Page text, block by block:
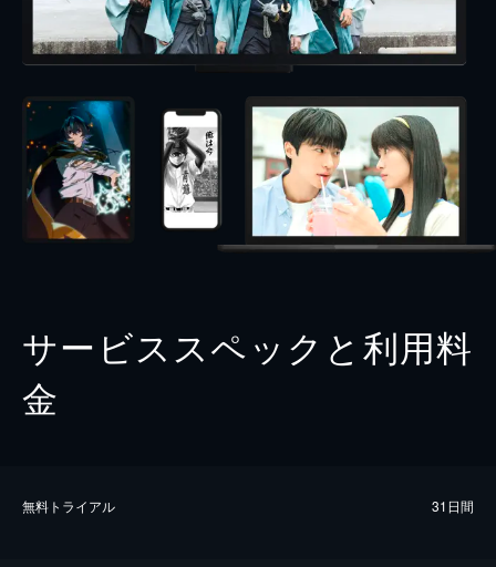
サービススペックと利用料
金
無料トライアル 31日間